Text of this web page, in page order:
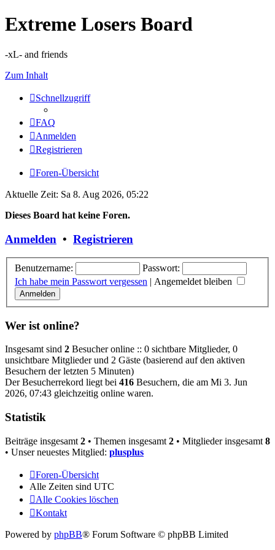
Extreme Losers Board
-xL- and friends
Zum Inhalt
Schnellzugriff
FAQ
Anmelden
Registrieren
Foren-Übersicht
Aktuelle Zeit: Sa 8. Aug 2026, 05:22
Dieses Board hat keine Foren.
Anmelden • Registrieren
Benutzername:
Passwort:
Ich habe mein Passwort vergessen | Angemeldet bleiben
Wer ist online?
Insgesamt sind 2 Besucher online :: 0 sichtbare Mitglieder, 0
unsichtbare Mitglieder und 2 Gäste (basierend auf den aktiven
Besuchern der letzten 5 Minuten)
Der Besucherrekord liegt bei 416 Besuchern, die am Mi 3. Jun
2026, 07:43 gleichzeitig online waren.
Statistik
Beiträge insgesamt 2 • Themen insgesamt 2 • Mitglieder insgesamt 8
• Unser neuestes Mitglied: plusplus
Foren-Übersicht
Alle Zeiten sind UTC
Alle Cookies löschen
Kontakt
Powered by phpBB® Forum Software © phpBB Limited